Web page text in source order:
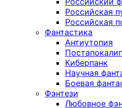
Российская
Российская
Фантастика
Антиутопия
Киберпанк
Научная
Боевая
Фэнтези
Любовное